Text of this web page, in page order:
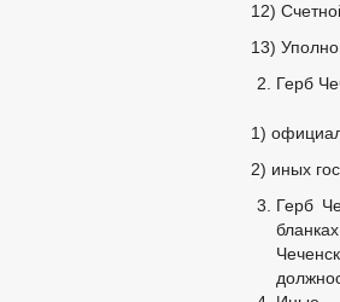
12)
13)
Герб
1)
2) иных
Герб